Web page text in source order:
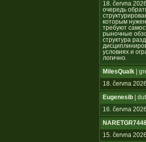
18. června
очередь
которым
требуют
рыночные
структура
условиях и
логично.
MilesQualk |
18. června
Eugenesib |
16. června
15. června